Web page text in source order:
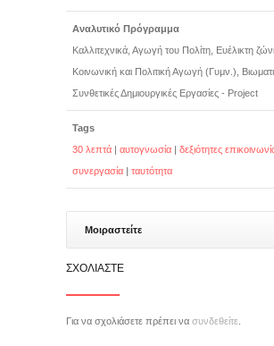
Αναλυτικό Πρόγραμμα
Καλλιτεχνικά, Αγωγή του Πολίτη, Ευέλικτη
Κοινωνική και Πολιτική Αγωγή (Γυμν.),
Συνθετικές Δημιουργικές Εργασίες - Project
Tags
30 λεπτά | αυτογνωσία | δεξιότητες
συνεργασία | ταυτότητα
Μοιραστείτε
ΣΧΟΛΙΆΣΤΕ
Για να σχολιάσετε πρέπει να συνδεθείτε